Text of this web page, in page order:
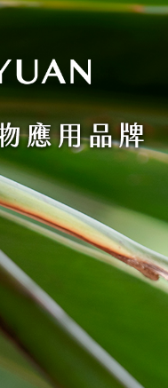
４．使用「AFTEE先享後付」
５．嚴禁一人註冊多個帳號或使
形，恩沛科技股份有限公司將有
動。